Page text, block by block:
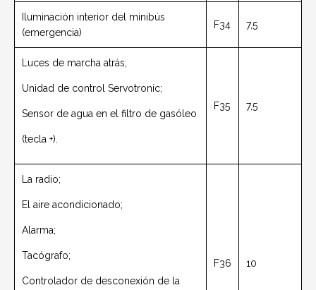
Iluminación interior del minibús
(emergencia)
F34 7,5
Luces de marcha atrás;
Unidad de control Servotronic;
Sensor de agua en el filtro de gasóleo
(tecla +).
F35 7,5
La radio;
El aire acondicionado;
Alarma;
Tacógrafo;
Controlador de desconexión de la
F36 10